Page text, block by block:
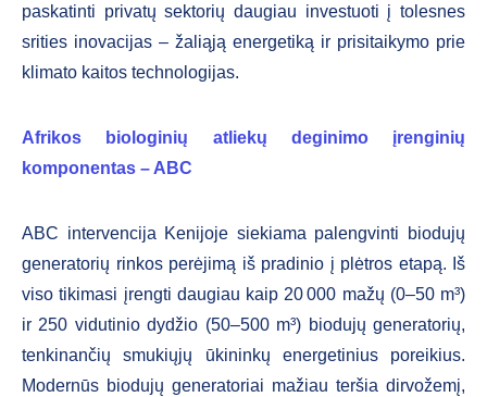
paskatinti privatų sektorių daugiau investuoti į tolesnes
srities inovacijas – žaliąją energetiką ir prisitaikymo prie
klimato kaitos technologijas.
Afrikos biologinių atliekų deginimo įrenginių
komponentas – ABC
ABC intervencija Kenijoje siekiama palengvinti biodujų
generatorių rinkos perėjimą iš pradinio į plėtros etapą. Iš
viso tikimasi įrengti daugiau kaip 20 000 mažų (0–50 m³)
ir 250 vidutinio dydžio (50–500 m³) biodujų generatorių,
tenkinančių smukiųjų ūkininkų energetinius poreikius.
Modernūs biodujų generatoriai mažiau teršia dirvožemį,